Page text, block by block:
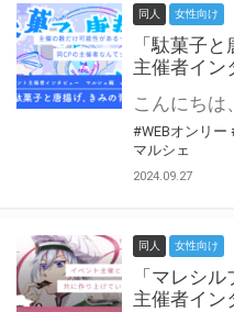
同人 女性向け
「駄菓子
主催者イン
#WEBオンリー
マルシェ
2024.09.27
同人 女性向け
「マレシ
主催者イン